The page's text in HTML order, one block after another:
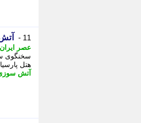
11 -
عصر ایران
سخنگوی
هتل
آتش